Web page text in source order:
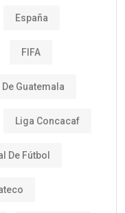
España
FIFA
De Guatemala
Liga Concacaf
De Fútbol